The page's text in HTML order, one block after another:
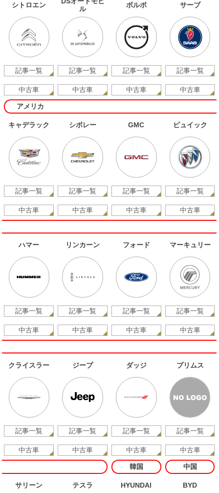
シトロエン
記事一覧
中古車
ル
記事一覧
中古車
ボルボ
記事一覧
中古車
サーブ
記事一覧
中古車
アメリカ
キャデラック
記事一覧
中古車
シボレー
記事一覧
中古車
GMC
記事一覧
中古車
ビュイック
記事一覧
中古車
ハマー
記事一覧
中古車
リンカーン
記事一覧
中古車
フォード
記事一覧
中古車
マーキュリー
記事一覧
中古車
クライスラー
記事一覧
中古車
ジープ
記事一覧
中古車
ダッジ
記事一覧
中古車
プリムス
記事一覧
中古車
サリーン テスラ
韓国
HYUNDAI
中国
BYD